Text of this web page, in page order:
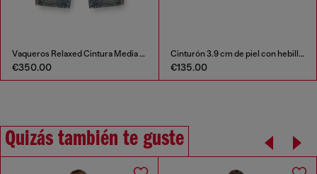
Vaqueros Relaxed Cintura Media 1997 D-Enim-M
€350.00
Cinturón 3.9 cm de piel con hebilla en D
€135.00
Quizás también te guste